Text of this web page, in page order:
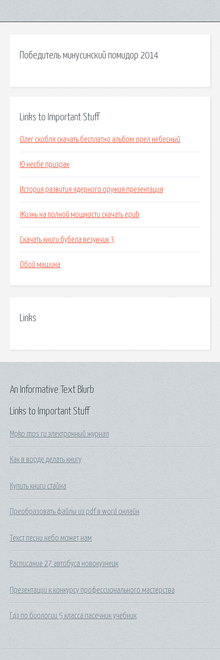
Победитель минусинский помидор 2014
Links to Important Stuff
Олег скобля скачать бесплатно альбом орел небесный
Ю несбе призрак
История развития ядерного оружия презентация
Жизнь на полной мощности скачать epub
Скачать книги бубела везунчик 3
Обой машина
Links
Links to Important Stuff
Mpko mos ru электронный журнал
Как в ворде делать книгу
Купить книги стайна
Преобразовать файлы из pdf в word онлайн
Текст песни небо может нам
Расписание 27 автобуса новокузнецк
Презентации к конкурсу профессионального мастерства
Гдз по биологии 5 класса пасечник учебник
An Informative Text Blurb